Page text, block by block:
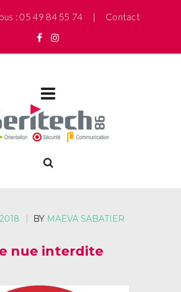
: 05 49 84 55 74 | Contact
| BY MAËVA SABATIER
nue interdite